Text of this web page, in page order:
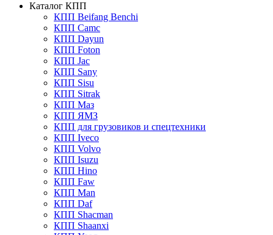
Каталог КПП
КПП Beifang Benchi
КПП Camc
КПП Dayun
КПП Foton
КПП Jac
КПП Sany
КПП Sisu
КПП Sitrak
КПП Маз
КПП ЯМЗ
КПП для грузовиков и спецтехники
КПП Iveco
КПП Volvo
КПП Isuzu
КПП Hino
КПП Faw
КПП Man
КПП Daf
КПП Shacman
КПП Shaanxi